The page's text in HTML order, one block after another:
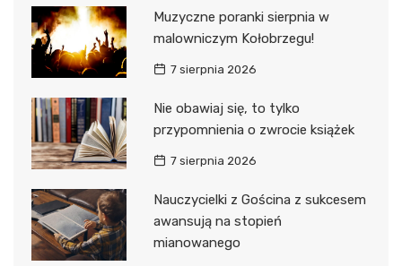
Muzyczne poranki sierpnia w
malowniczym Kołobrzegu!
7 sierpnia 2026
Nie obawiaj się, to tylko
przypomnienia o zwrocie książek
7 sierpnia 2026
Nauczycielki z Gościna z sukcesem
awansują na stopień
mianowanego